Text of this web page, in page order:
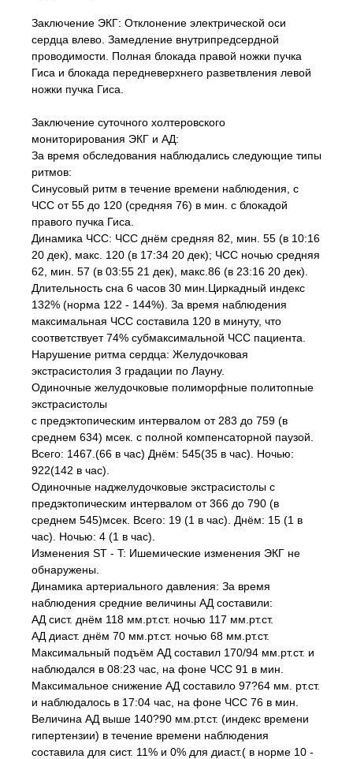
Заключение ЭКГ: Отклонение электрической оси
сердца влево. Замедление внутрипредсердной
проводимости. Полная блокада правой ножки пучка
Гиса и блокада передневерхнего разветвления левой
ножки пучка Гиса.
Заключение суточного холтеровского
мониторирования ЭКГ и АД:
За время обследования наблюдались следующие типы
ритмов:
Синусовый ритм в течение времени наблюдения, с
ЧСС от 55 до 120 (средняя 76) в мин. с блокадой
правого пучка Гиса.
Динамика ЧСС: ЧСС днём средняя 82, мин. 55 (в 10:16
20 дек), макс. 120 (в 17:34 20 дек); ЧСС ночью средняя
62, мин. 57 (в 03:55 21 дек), макс.86 (в 23:16 20 дек).
Длительность сна 6 часов 30 мин.Циркадный индекс
132% (норма 122 - 144%). За время наблюдения
максимальная ЧСС составила 120 в минуту, что
соответствует 74% субмаксимальной ЧСС пациента.
Нарушение ритма сердца: Желудочковая
экстрасистолия 3 градации по Лауну.
Одиночные желудочковые полиморфные политопные
экстрасистолы
с предэктопическим интервалом от 283 до 759 (в
среднем 634) мсек. с полной компенсаторной паузой.
Всего: 1467.(66 в час) Днём: 545(35 в час). Ночью:
922(142 в час).
Одиночные наджелудочковые экстрасистолы с
предэктопическим интервалом от 366 до 790 (в
среднем 545)мсек. Всего: 19 (1 в час). Днём: 15 (1 в
час). Ночью: 4 (1 в час).
Изменения ST - T: Ишемические изменения ЭКГ не
обнаружены.
Динамика артериального давления: За время
наблюдения средние величины АД составили:
АД сист. днём 118 мм.рт.ст. ночью 117 мм.рт.ст.
АД диаст. днём 70 мм.рт.ст. ночью 68 мм.рт.ст.
Максимальный подъём АД составил 170/94 мм.рт.ст. и
наблюдался в 08:23 час, на фоне ЧСС 91 в мин.
Максимальное снижение АД составило 97?64 мм. рт.ст.
и наблюдалось в 17:04 час, на фоне ЧСС 76 в мин.
Величина АД выше 140?90 мм.рт.ст. (индекс времени
гипертензии) в течение времени наблюдения
составила для сист. 11% и 0% для диаст.( в норме 10 -